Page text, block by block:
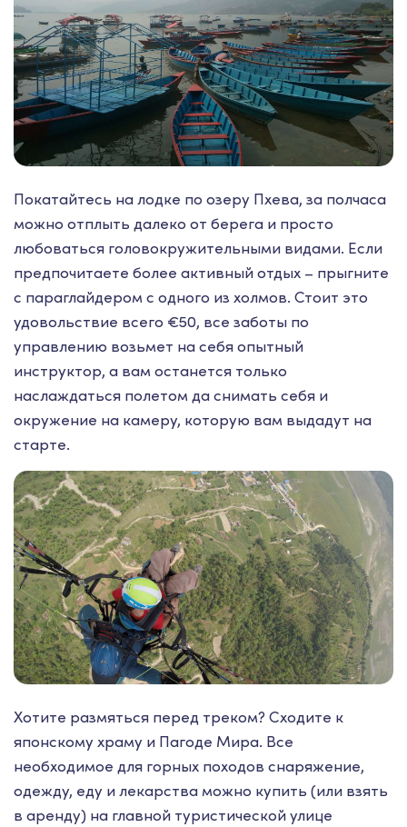
Покатайтесь на лодке по озеру Пхева, за полчаса
можно отплыть далеко от берега и просто
любоваться головокружительными видами. Если
предпочитаете более активный отдых – прыгните
с параглайдером с одного из холмов. Стоит это
удовольствие всего €50, все заботы по
управлению возьмет на себя опытный
инструктор, а вам останется только
наслаждаться полетом да снимать себя и
окружение на камеру, которую вам выдадут на
старте.
Хотите размяться перед треком? Сходите к
японскому храму и Пагоде Мира. Все
необходимое для горных походов снаряжение,
одежду, еду и лекарства можно купить (или взять
в аренду) на главной туристической улице